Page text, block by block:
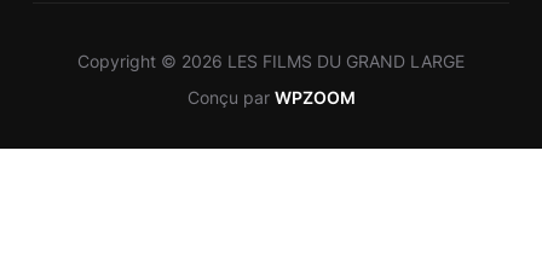
Copyright © 2026 LES FILMS DU GRAND LARGE
Conçu par WPZOOM